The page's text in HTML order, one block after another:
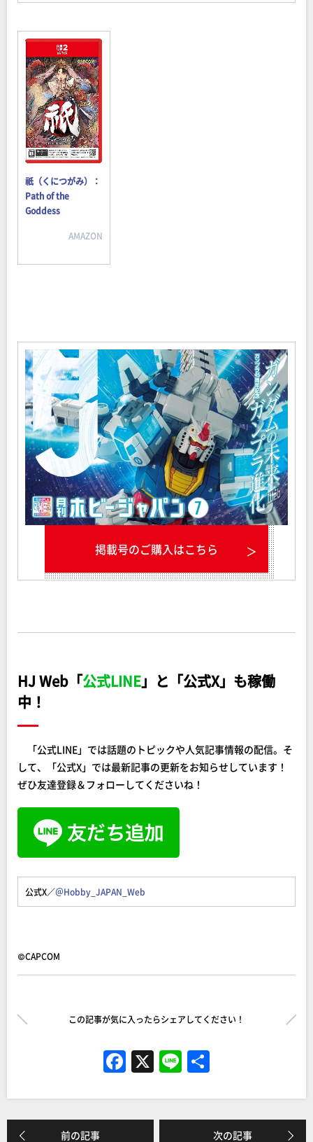
祇（くにつがみ）：
Path of the
Goddess
AMAZON
掲載号のご購入はこちら
HJ Web「公式LINE」と「公式X」も稼働
中！
「公式LINE」では話題のトピックや人気記事情報の配信。そ
して、「公式X」では最新記事の更新をお知らせしています！
ぜひ友達登録＆フォローしてくださいね！
公式X／＠Hobby_JAPAN_Web
©CAPCOM
この記事が気に入ったらシェアしてください！
F
a
c
e
X Li
n
e
前の記事 次の記事